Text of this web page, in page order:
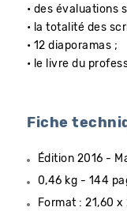
• des évaluations
• la totalité des
• 12 diaporamas ;
• le livre du
Fiche
Édition 2016 -
0,46 kg - 144
Format : 21,60